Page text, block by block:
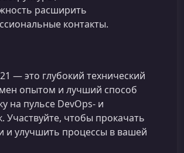
расширить
контакты.
— это глубокий технический
опытом и лучший способ
на пульсе DevOps‑ и
Участвуйте, чтобы прокачать
и улучшить процессы в вашей